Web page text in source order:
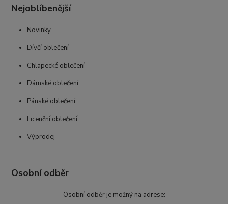
Nejoblíbenější
Novinky
Dívčí oblečení
Chlapecké oblečení
Dámské oblečení
Pánské oblečení
Licenční oblečení
Výprodej
Osobní odběr
Osobní odběr je možný na adrese: